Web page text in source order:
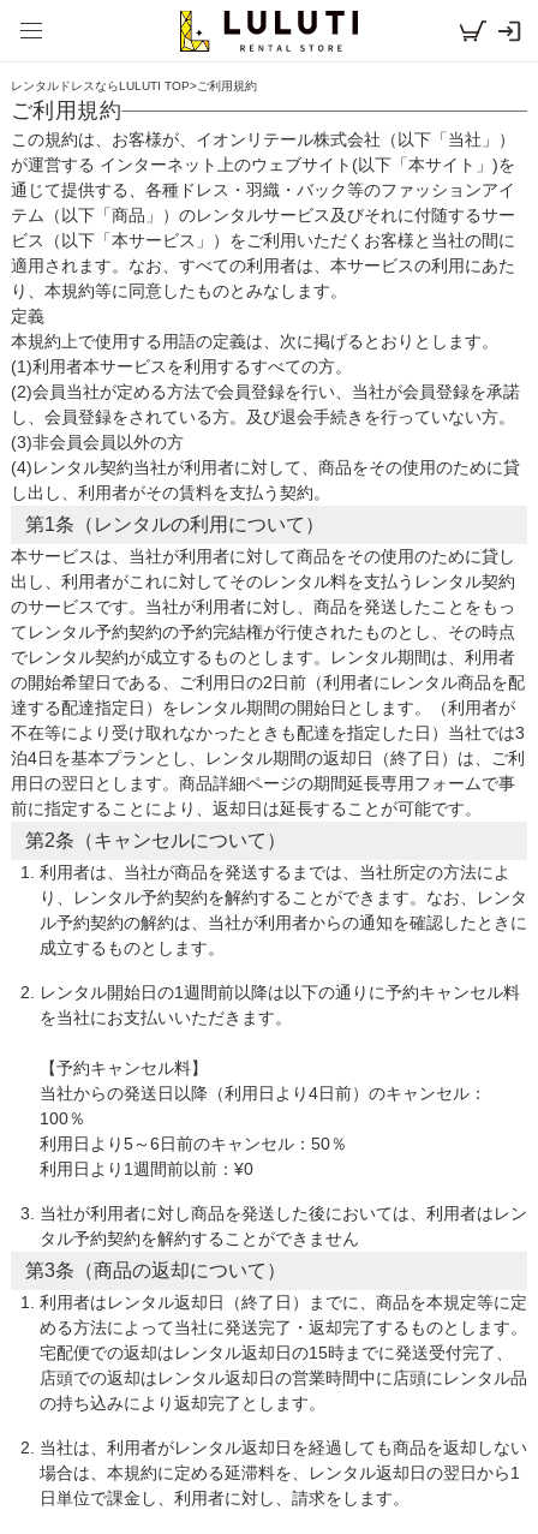
レンタルドレスならLULUTI TOP>ご利用規約
ご利用規約
この規約は、お客様が、イオンリテール株式会社（以下「当社」）
が運営する インターネット上のウェブサイト(以下「本サイト」)を
通じて提供する、各種ドレス・羽織・バック等のファッションアイ
テム（以下「商品」）のレンタルサービス及びそれに付随するサー
ビス（以下「本サービス」）をご利用いただくお客様と当社の間に
適用されます。なお、すべての利用者は、本サービスの利用にあた
り、本規約等に同意したものとみなします。
定義
本規約上で使用する用語の定義は、次に掲げるとおりとします。
(1)利用者本サービスを利用するすべての方。
(2)会員当社が定める方法で会員登録を行い、当社が会員登録を承諾
し、会員登録をされている方。及び退会手続きを行っていない方。
(3)非会員会員以外の方
(4)レンタル契約当社が利用者に対して、商品をその使用のために貸
し出し、利用者がその賃料を支払う契約。
第1条（レンタルの利用について）
本サービスは、当社が利用者に対して商品をその使用のために貸し
出し、利用者がこれに対してそのレンタル料を支払うレンタル契約
のサービスです。当社が利用者に対し、商品を発送したことをもっ
てレンタル予約契約の予約完結権が行使されたものとし、その時点
でレンタル契約が成立するものとします。レンタル期間は、利用者
の開始希望日である、ご利用日の2日前（利用者にレンタル商品を配
達する配達指定日）をレンタル期間の開始日とします。（利用者が
不在等により受け取れなかったときも配達を指定した日）当社では3
泊4日を基本プランとし、レンタル期間の返却日（終了日）は、ご利
用日の翌日とします。商品詳細ページの期間延長専用フォームで事
前に指定することにより、返却日は延長することが可能です。
第2条（キャンセルについて）
利用者は、当社が商品を発送するまでは、当社所定の方法によ
り、レンタル予約契約を解約することができます。なお、レンタ
ル予約契約の解約は、当社が利用者からの通知を確認したときに
成立するものとします。
レンタル開始日の1週間前以降は以下の通りに予約キャンセル料
を当社にお支払いいただきます。
【予約キャンセル料】
当社からの発送日以降（利用日より4日前）のキャンセル：
100％
利用日より5～6日前のキャンセル：50％
利用日より1週間前以前：¥0
当社が利用者に対し商品を発送した後においては、利用者はレン
タル予約契約を解約することができません
第3条（商品の返却について）
利用者はレンタル返却日（終了日）までに、商品を本規定等に定
める方法によって当社に発送完了・返却完了するものとします。
宅配便での返却はレンタル返却日の15時までに発送受付完了、
店頭での返却はレンタル返却日の営業時間中に店頭にレンタル品
の持ち込みにより返却完了とします。
当社は、利用者がレンタル返却日を経過しても商品を返却しない
場合は、本規約に定める延滞料を、レンタル返却日の翌日から1
日単位で課金し、利用者に対し、請求をします。